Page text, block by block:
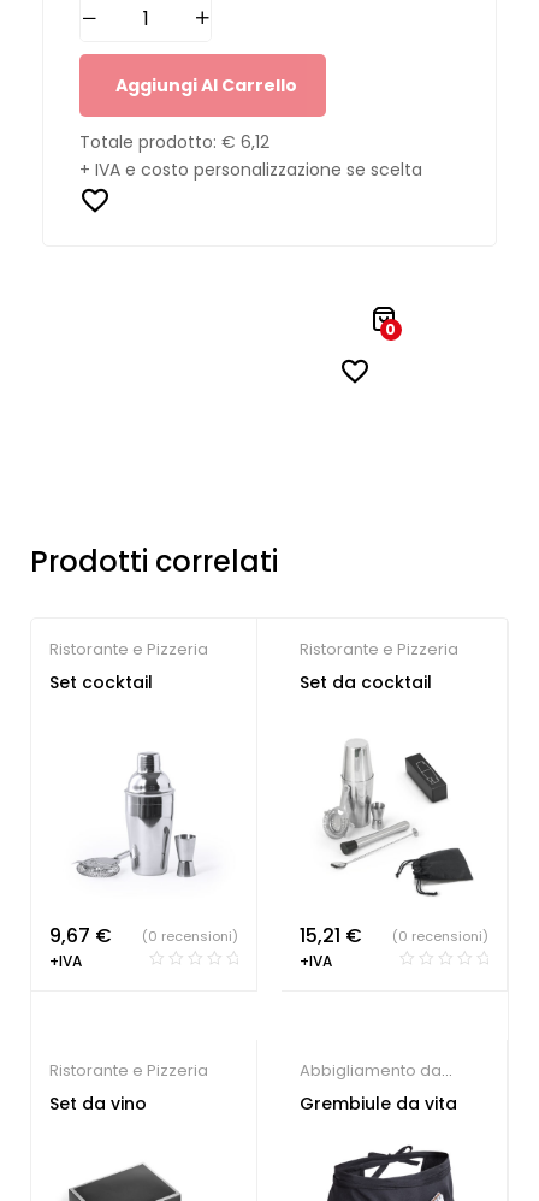
Aggiungi Al Carrello
Totale prodotto: € 6,12
+ IVA e costo personalizzazione se scelta
0
Prodotti correlati
Ristorante e Pizzeria
Set cocktail
9,67 €
+IVA
(0 recensioni)
Ristorante e Pizzeria
Set da cocktail
15,21 €
+IVA
(0 recensioni)
Ristorante e Pizzeria
Set da vino
Abbigliamento da
lavoro,Ristorante e
Grembiule da vita